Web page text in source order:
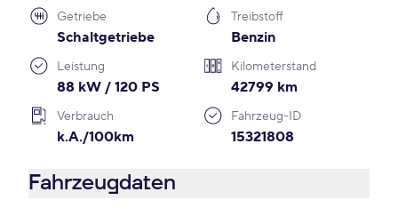
Getriebe
Schaltgetriebe
Treibstoff
Benzin
Leistung
88 kW / 120 PS
Kilometerstand
42799 km
Verbrauch
k.A./100km
Fahrzeug-ID
15321808
Fahrzeugdaten